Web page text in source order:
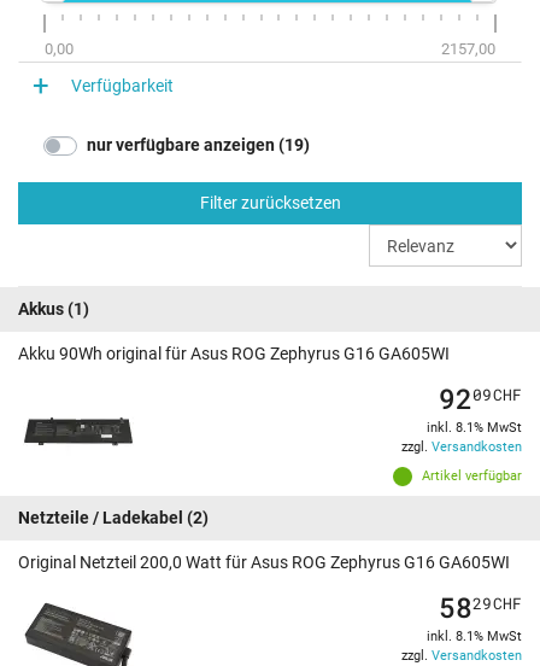
0,00 2157,00
Verfügbarkeit
nur verfügbare anzeigen (19)
Filter zurücksetzen
Akkus(1)
Akku 90Wh original für Asus ROG Zephyrus G16 GA605WI
Artikel verfügbar
9209CHF
inkl. 8.1% MwSt
zzgl. Versandkosten
Netzteile / Ladekabel (2)
Original Netzteil 200,0 Watt für Asus ROG Zephyrus G16 GA605WI
5829CHF
inkl. 8.1% MwSt
zzgl. Versandkosten